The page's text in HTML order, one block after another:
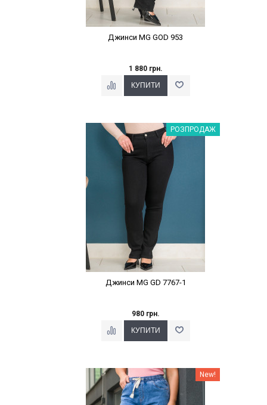
Джинси MG GOD 953
1 880 грн.
Наклейки Варіант з %РОЗПРОДАЖ
Джинси MG GD 7767-1
980 грн.
Наклейки Варіант з % New!